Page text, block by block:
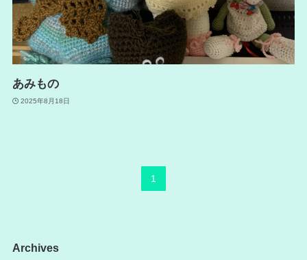
あみもの
2025年8月18日
1
Archives